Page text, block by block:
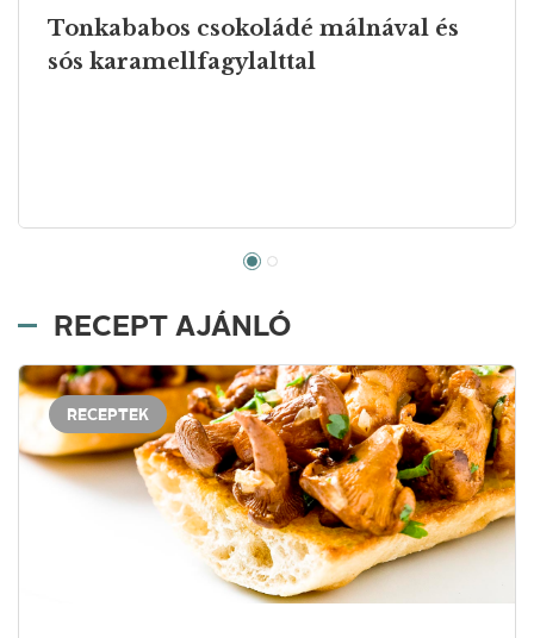
Tonkababos csokoládé málnával és
sós karamellfagylalttal
RECEPT AJÁNLÓ
RECEPTEK